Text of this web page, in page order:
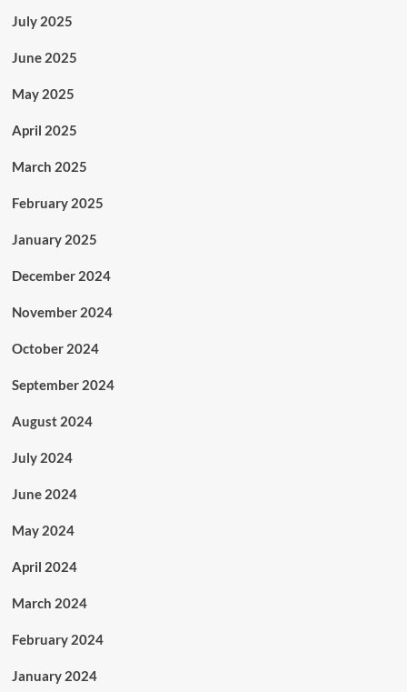
July 2025
June 2025
May 2025
April 2025
March 2025
February 2025
January 2025
December 2024
November 2024
October 2024
September 2024
August 2024
July 2024
June 2024
May 2024
April 2024
March 2024
February 2024
January 2024